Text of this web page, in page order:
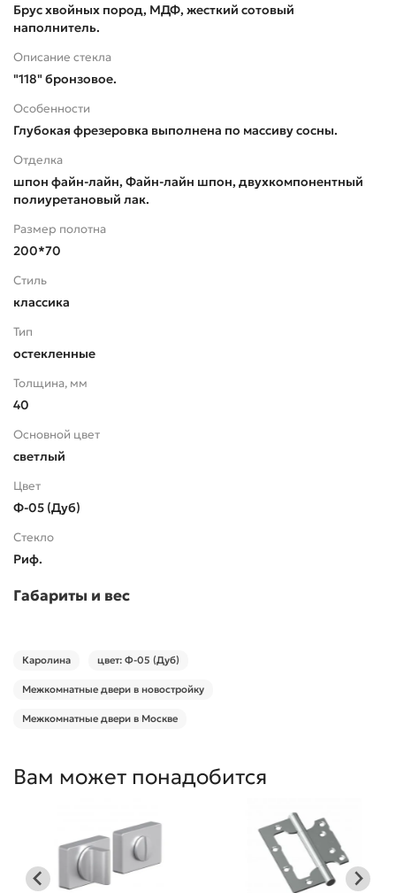
Брус хвойных пород, МДФ, жесткий сотовый
наполнитель.
Описание стекла
"118" бронзовое.
Особенности
Глубокая фрезеровка выполнена по массиву сосны.
Отделка
шпон файн-лайн, Файн-лайн шпон, двухкомпонентный
полиуретановый лак.
Размер полотна
200*70
Стиль
классика
Тип
остекленные
Толщина, мм
40
Основной цвет
светлый
Цвет
Ф-05 (Дуб)
Стекло
Риф.
Габариты и вес
Каролина цвет: Ф-05 (Дуб)
Межкомнатные двери в новостройку
Межкомнатные двери в Москве
Вам может понадобится